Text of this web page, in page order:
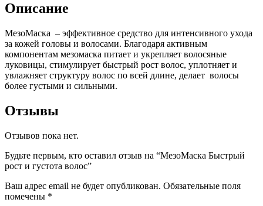
Описание
МезоМаска – эффективное средство для интенсивного ухода
за кожей головы и волосами. Благодаря активным
компонентам мезомаска питает и укрепляет волосяные
луковицы, стимулирует быстрый рост волос, уплотняет и
увлажняет структуру волос по всей длине, делает волосы
более густыми и сильными.
Отзывы
Отзывов пока нет.
Будьте первым, кто оставил отзыв на “МезоМаска Быстрый
рост и густота волос”
Ваш адрес email не будет опубликован. Обязательные поля
помечены *